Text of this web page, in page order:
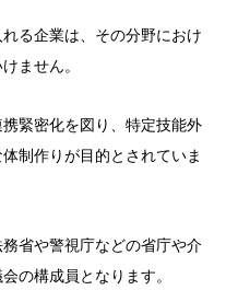
る企業は、その分野におけ
ません。
緊密化を図り、特定技能外
制作りが目的とされていま
省や警視庁などの省庁や介
の構成員となります。